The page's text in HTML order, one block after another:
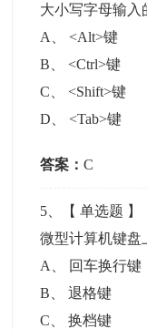
大小写字母输
A
<Alt>键
B
<Ctrl>键
C
<Shift>键
D
<Tab>键
答案：C
5 、【单选题 】
微型计算机键
A
回车换行键
B 、退格键
C 、换档键